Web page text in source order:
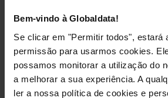
Bem-vindo à Globaldata!
Se clicar em "Permitir todos", estará
permissão para usarmos cookies.
possamos monitorar a utilização do
a melhorar a sua experiência. A
ler a nossa política de cookies e